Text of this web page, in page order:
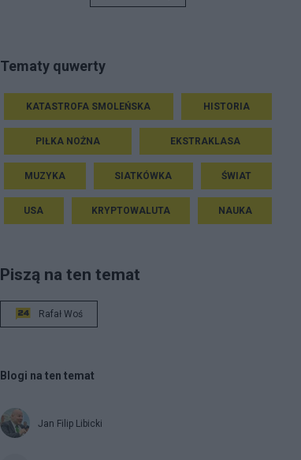
Tematy quwerty
KATASTROFA SMOLEŃSKA HISTORIA
PIŁKA NOŻNA EKSTRAKLASA
MUZYKA SIATKÓWKA ŚWIAT
USA KRYPTOWALUTA NAUKA
Piszą na ten temat
Rafał Woś
Blogi na ten temat
Jan Filip Libicki